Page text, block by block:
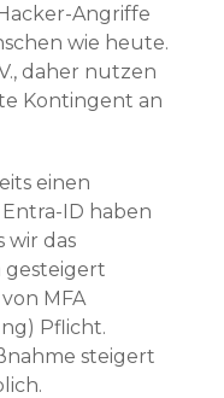
Angriffe
wie heute.
daher nutzen
Kontingent an
einen
ID haben
wir das
gesteigert
MFA
Pflicht.
steigert